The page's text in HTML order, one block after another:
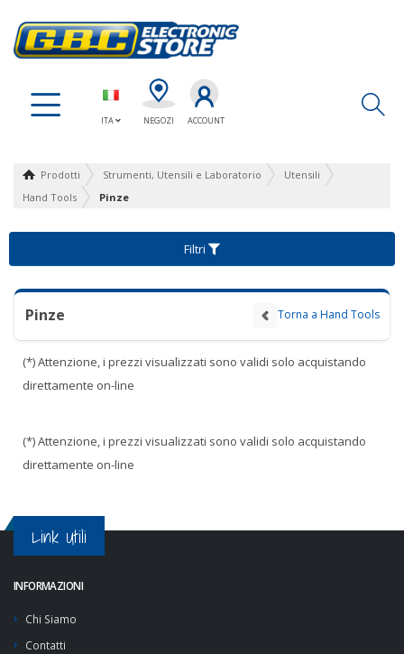
ITA NEGOZI ACCOUNT
Prodotti Strumenti, Utensili e Laboratorio
Utensili
Hand Tools
Pinze
Filtri
Pinze Torna a Hand Tools
(*) Attenzione, i prezzi visualizzati sono validi solo acquistando
direttamente on-line
(*) Attenzione, i prezzi visualizzati sono validi solo acquistando
direttamente on-line
Link Utili
INFORMAZIONI
Chi Siamo
Contatti